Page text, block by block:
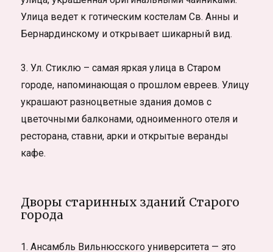
Улица ведет к готическим костелам Св. Анны и
Бернардинскому и открывает шикарный вид.
3. Ул. Стиклю – самая яркая улица в Старом
городе, напоминающая о прошлом евреев. Улицу
украшают разноцветные здания домов с
цветочными балконами, одноименного отеля и
ресторана, ставни, арки и открытые веранды
кафе.
Дворы старинных зданий Cтарого
города
1. Ансамбль Вильнюсского университета — это